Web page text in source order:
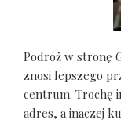
Podróż w stronę
znosi lepszego
centrum. Trochę
adres, a inaczej